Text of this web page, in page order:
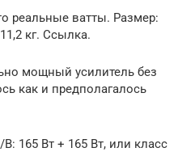
реальные ватты. Размер:
кг. Ссылка.
мощный усилитель без
как и предполагалось
165 Вт + 165 Вт, или класс